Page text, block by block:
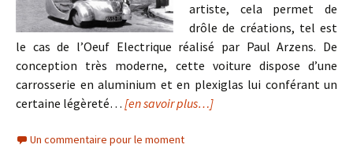
artiste, cela permet de
drôle de créations, tel est
le cas de l’Oeuf Electrique réalisé par Paul Arzens. De
conception très moderne, cette voiture dispose d’une
carrosserie en aluminium et en plexiglas lui conférant un
certaine légèreté… [en savoir plus…]
Un commentaire pour le moment